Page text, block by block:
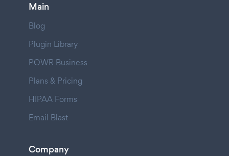
Main
Blog
Plugin Library
POWR Business
Plans & Pricing
HIPAA Forms
Email Blast
Company